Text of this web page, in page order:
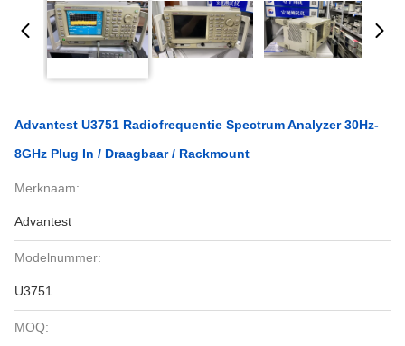
Advantest U3751 Radiofrequentie Spectrum Analyzer 30Hz-
8GHz Plug In / Draagbaar / Rackmount
Merknaam:
Advantest
Modelnummer:
U3751
MOQ: